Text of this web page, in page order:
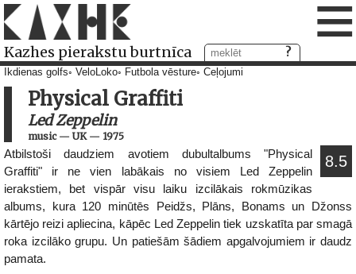
Kazhes pierakstu burtnīca ≡
Ikdienas golfs VeloLoko Futbola vēsture Ceļojumi
Physical Graffiti
Led Zeppelin
music— UK— 1975
8.5
Atbilstoši daudziem avotiem dubultalbums "Physical
Graffiti" ir ne vien labākais no visiem Led Zeppelin
ierakstiem, bet vispār visu laiku izcilākais rokmūzikas
albums, kura 120 minūtēs Peidžs, Plāns, Bonams un Džonss
kārtējo reizi apliecina, kāpēc Led Zeppelin tiek uzskatīta par smagā
roka izcilāko grupu. Un patiešām šādiem apgalvojumiem ir daudz
pamata.